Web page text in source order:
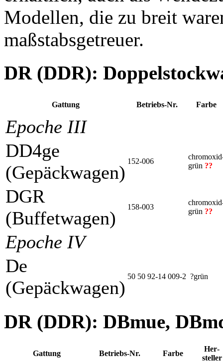
Modellen, die zu breit
maßstabsgetreuer.
DR (DDR):
Gattung Betriebs-Nr. Farbe
Epoche III
DD4ge
(Gepäckwagen)
152-006
grün ??
DGR
(Buffetwagen)
158-003
grün ??
Epoche IV
De
(Gepäckwagen)
50 50 92-14 009-2 ?grün
DR (DDR): DBmue,
Gattung Betriebs-Nr. Farbe
Her­
steller